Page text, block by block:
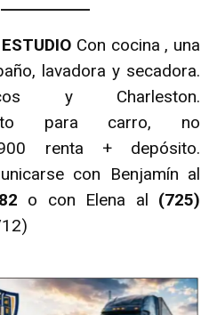
Con cocina , una
lavadora y secadora.
y Charleston.
para carro, no
renta + depósito.
con Benjamín al
o con Elena al (725)